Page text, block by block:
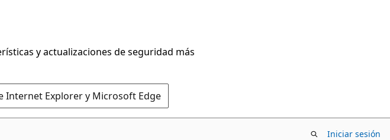
y actualizaciones de seguridad más
Internet Explorer y Microsoft Edge
Iniciar sesión